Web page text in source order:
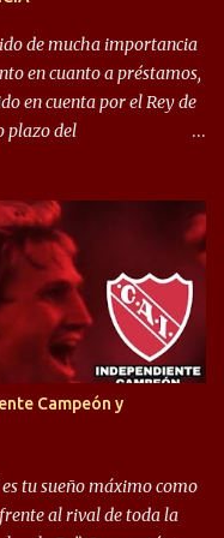
de mucha importancia
en cuanto a préstamos,
en cuenta por el Rey de
plazo del
quien paso a
de pases y ha rendido de
sobre todo en la
en cuanto al
Pasando a jugadores que
tenemos a la dupla
explotaron
Varela, donde, por
en cuenta para el
aún no ha logrado
Campeón y
tu sueño máximo como
al rival de toda la